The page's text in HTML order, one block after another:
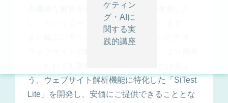
ケティン
グ・AIに
関する実
践的講座
高機能な解析を行いウェブサイトを改善した
い、というニーズが多く寄せられています。
より幅広い方々にサービスをご利用いただき、
う、ウェブサイト解析機能に特化した「SiTest
Lite」を開発し、安価にご提供できることとな